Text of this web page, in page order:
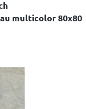
multicolor 80x80